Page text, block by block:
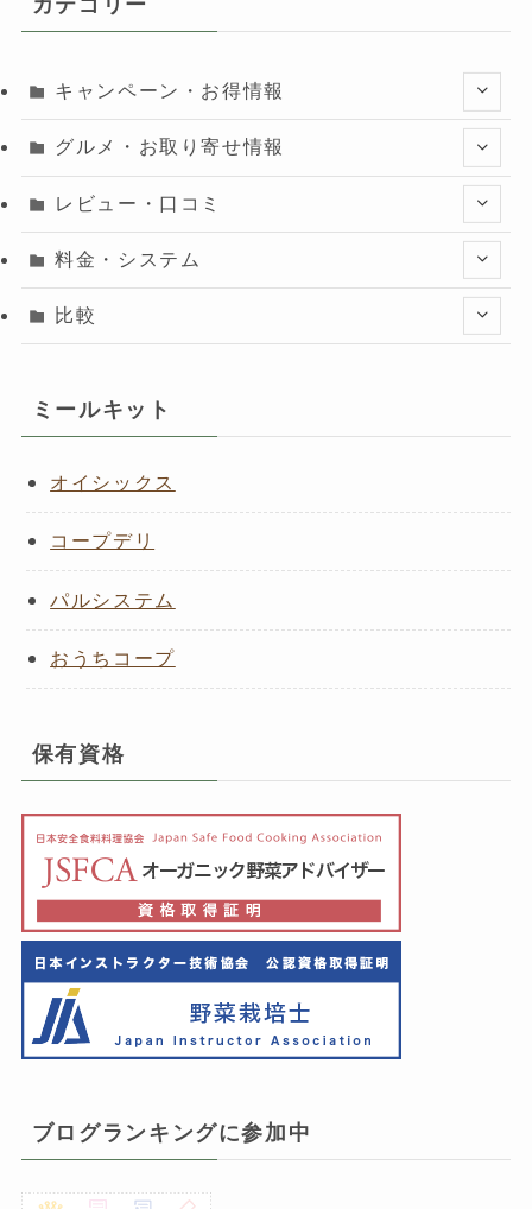
キャンペーン・お得情報
グルメ・お取り寄せ情報
レビュー・口コミ
料金・システム
比較
ミールキット
オイシックス
コープデリ
パルシステム
おうちコープ
保有資格
ブログランキングに参加中